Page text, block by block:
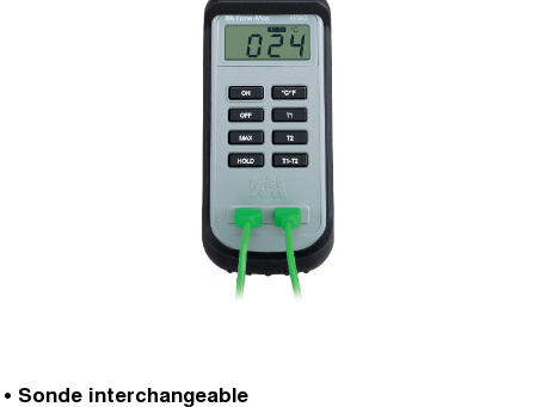
• Sonde interchangeable